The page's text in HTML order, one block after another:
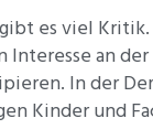
es viel
Interesse an
In der
Kinder und